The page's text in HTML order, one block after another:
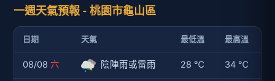
一週天氣預報 - 桃園市龜山區
日期 天氣 最低溫 最高溫
08/08 六 陰陣雨或雷雨 28 ℃ 34 ℃